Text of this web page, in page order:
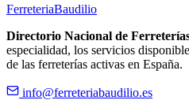
FerreteriaBaudilio
Directorio Nacional de
especialidad, los servicios
de las ferreterías activas en España.
info@ferreteriabaudilio.es